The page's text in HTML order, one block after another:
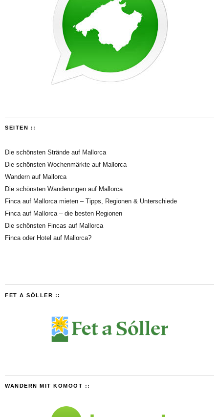
SEITEN ::
Die schönsten Strände auf Mallorca
Die schönsten Wochenmärkte auf Mallorca
Wandern auf Mallorca
Die schönsten Wanderungen auf Mallorca
Finca auf Mallorca mieten – Tipps, Regionen & Unterschiede
Finca auf Mallorca – die besten Regionen
Die schönsten Fincas auf Mallorca
Finca oder Hotel auf Mallorca?
FET A SÓLLER ::
WANDERN MIT KOMOOT ::